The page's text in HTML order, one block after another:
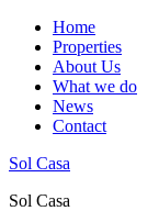
Home
Properties
About Us
What we do
News
Contact
Sol Casa
Sol Casa